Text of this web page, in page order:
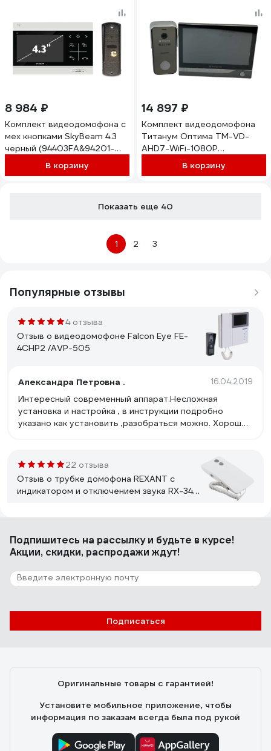
8 984 ₽
Комплект видеодомофона с
мех кнопками SkyBeam 4.3
черный (94403FA&94201-
600TVLBL) 94403FA&
94201- 600TVLBL
В корзину
14 897 ₽
Комплект видеодомофона
Титанум Оптима TM-VD-
AHD7-WiFi-1080P
ЭТ-00000187В корзину
Показать еще 40
1 2 3
Популярные отзывы
4 отзыва
Отзыв о видеодомофоне Falcon Eye FE-
4CHP2 /AVP-505
Александра Петровна . 16.04.2019
Интересный современный аппарат.Несложная
установка и настройка , в инструкции подробно
указано как установить ,разобраться можно. Хорошее
-слышен на весь подъезд и звонок и разговор .
22 отзыва
Отзыв о трубке домофона REXANT с
индикатором и отключением звука RX-346
Все работает.
1 отзыв
Умный дом 76106/00 черный a069488
можно посмотреть, кто у двери, даже если
если кто-то просто прошёл мимо, удобно для
контроля. Монтаж простой, внешний вид стильный -
чёрный корпус смотрится аккуратно. В целом,
надёжный вариант за свои деньги.
Подпишитесь на рассылкуи будьте в курсе!
Акции, скидки, распродажи ждут!
Подписаться
Оригинальные товары с гарантией!
Установите мобильное приложение, чтобы
информация по заказам всегда была под рукой